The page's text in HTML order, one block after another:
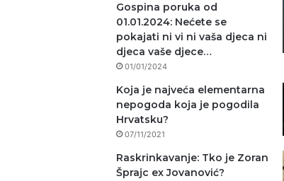
Gospina poruka od
01.01.2024: Nećete se
pokajati ni vi ni vaša djeca ni
djeca vaše djece…
01/01/2024
Koja je najveća elementarna
nepogoda koja je pogodila
Hrvatsku?
07/11/2021
Raskrinkavanje: Tko je Zoran
Šprajc ex Jovanović?